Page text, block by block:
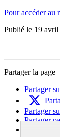
Pour accéder au
Publié le 19 avril
Partager la page
Partager
Partager
Partager